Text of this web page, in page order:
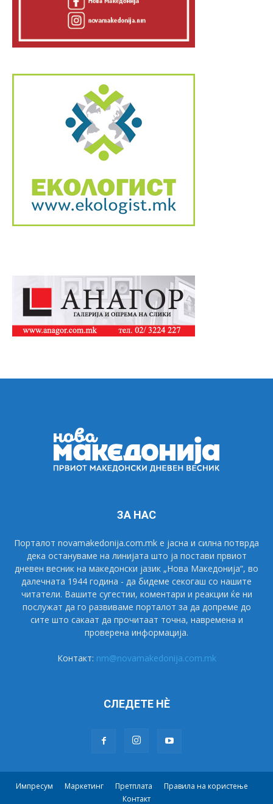
ЗА НАС
Порталот novamakedonija.com.mk е јасна и силна потврда
дека остануваме на линијата што ја постави првиот
дневен весник на македонски јазик „Нова Македонија“, во
далечната 1944 година - да бидеме секогаш со нашите
читатели. Вашите сугестии, коментари и реакции ќе ни
послужат да го развиваме порталот за да допреме до
сите што сакаат да прочитаат точна, навремена и
проверена информација.
Контакт: nm@novamakedonija.com.mk
СЛЕДЕТЕ НÈ
Импресум Маркетинг Претплата
Правила на користење
Контакт